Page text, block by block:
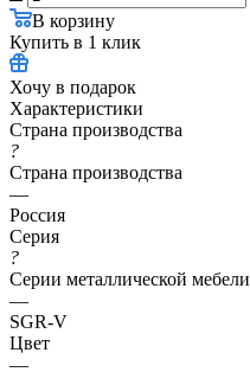
В корзину
Купить в 1 клик
Хочу в подарок
Характеристики
Страна производства
?
Страна производства
—
Россия
Серия
?
Серии металлической мебели
—
SGR-V
Цвет
—